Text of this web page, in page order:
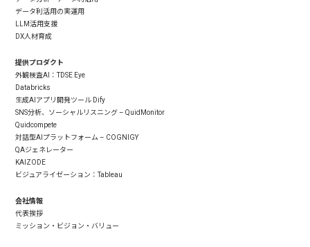
データ利活用の実運用
LLM活用支援
DX人材育成
提供プロダクト
外観検査AI：TDSE Eye
Databricks
生成AIアプリ開発ツール Dify
SNS分析、ソーシャルリスニング – QuidMonitor
Quidcompete
対話型AIプラットフォーム – COGNIGY
QAジェネレーター
KAIZODE
ビジュアライゼーション：Tableau
会社情報
代表挨拶
ミッション・ビジョン・バリュー